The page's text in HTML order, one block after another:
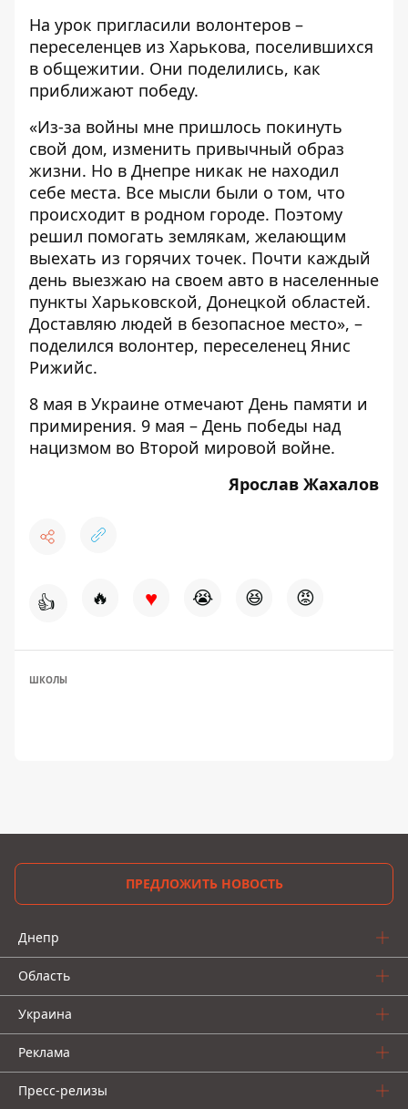
На урок пригласили волонтеров –
переселенцев из Харькова, поселившихся
в общежитии. Они поделились, как
приближают победу.
«Из-за войны мне пришлось покинуть
свой дом, изменить привычный образ
жизни. Но в Днепре никак не находил
себе места. Все мысли были о том, что
происходит в родном городе. Поэтому
решил помогать землякам, желающим
выехать из горячих точек. Почти каждый
день выезжаю на своем авто в населенные
пункты Харьковской, Донецкой областей.
Доставляю людей в безопасное место», –
поделился волонтер, переселенец Янис
Рижийс.
8 мая в Украине отмечают День памяти и
примирения. 9 мая – День победы над
нацизмом во Второй мировой войне.
Ярослав Жахалов
👍 🔥 ♥ 😭 😆 😡
ШКОЛЫ
ПРЕДЛОЖИТЬ НОВОСТЬ
Днепр
Область
Украина
Реклама
Пресс-релизы